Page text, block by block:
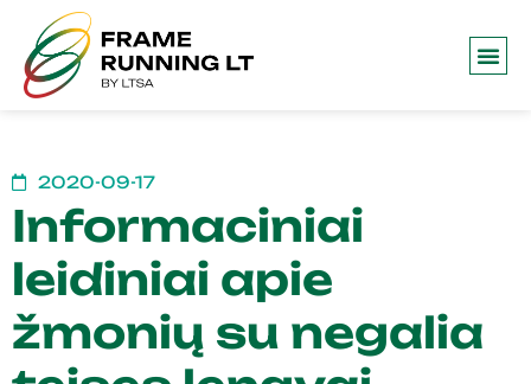
2020-09-17
Informaciniai
leidiniai apie
žmonių su negalia